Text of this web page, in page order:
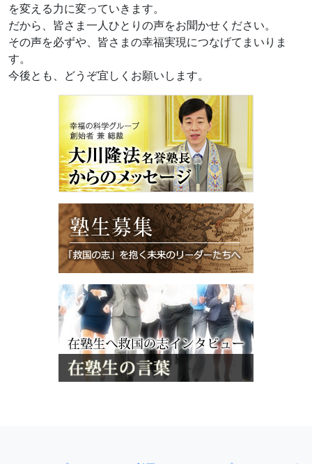
を変える力に変っていきます。
だから、皆さま一人ひとりの声をお聞かせください。
その声を必ずや、皆さまの幸福実現につなげてまいりま
す。
今後とも、どうぞ宜しくお願いします。